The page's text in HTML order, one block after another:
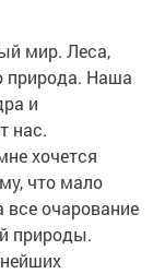
мир. Леса,
природа. Наша
и
нас.
хочется
что мало
очарование
природы.